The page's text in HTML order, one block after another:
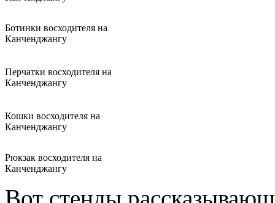
Ботинки восходителя на
Канченджангу
Перчатки восходителя на
Канченджангу
Кошки восходителя на
Канченджангу
Рюкзак восходителя на
Канченджангу